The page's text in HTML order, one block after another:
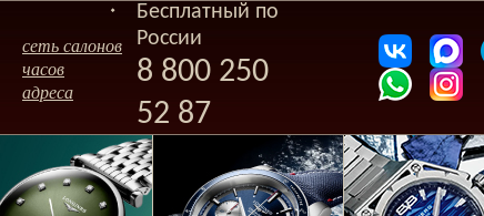
сеть салонов
часов
адреса
Бесплатный по
России
8 800 250
52 87